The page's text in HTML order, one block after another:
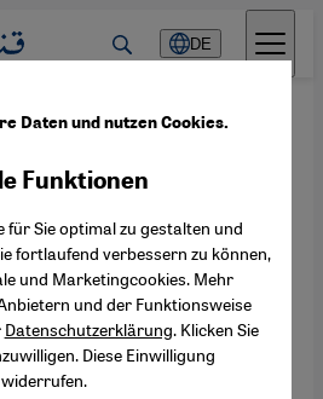
DE
·14.12.2021
wahr werden
عربي
Daten und nutzen Cookies.
Funktionen
für Sie optimal zu gestalten und
fortlaufend verbessern zu können,
und Marketingcookies. Mehr
und der Funktionsweise
Datenschutzerklärung. Klicken Sie
Diese Einwilligung